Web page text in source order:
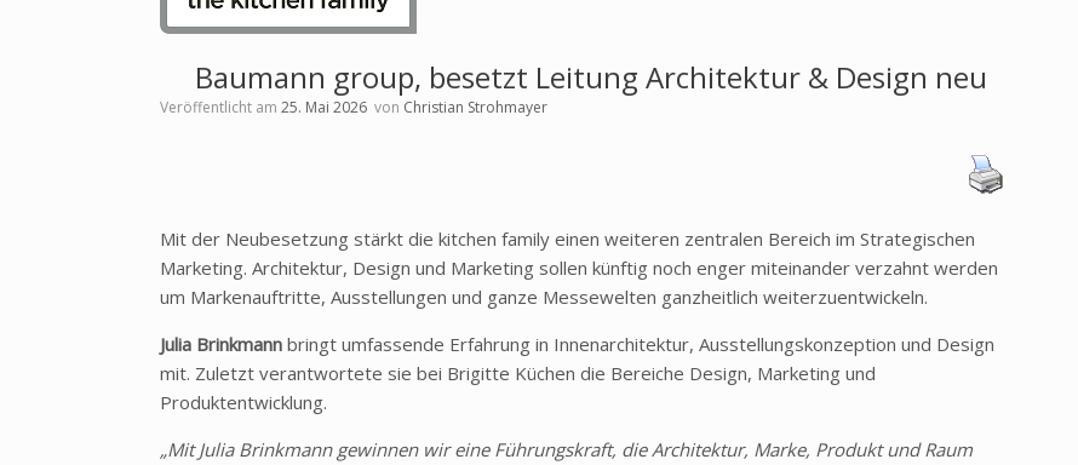
Baumann group, besetzt Leitung Architektur & Design neu
Veröffentlicht am 25. Mai 2026 von Christian Strohmayer
Mit der Neubesetzung stärkt die kitchen family einen weiteren zentralen Bereich im Strategischen
Marketing. Architektur, Design und Marketing sollen künftig noch enger miteinander verzahnt werden
um Markenauftritte, Ausstellungen und ganze Messewelten ganzheitlich weiterzuentwickeln.
Julia Brinkmann bringt umfassende Erfahrung in Innenarchitektur, Ausstellungskonzeption und Design
mit. Zuletzt verantwortete sie bei Brigitte Küchen die Bereiche Design, Marketing und
Produktentwicklung.
„Mit Julia Brinkmann gewinnen wir eine Führungskraft, die Architektur, Marke, Produkt und Raum